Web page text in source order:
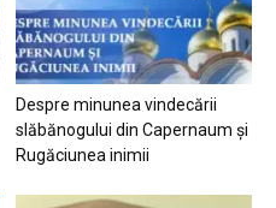
Despre minunea vindecării
slăbănogului din Capernaum și
Rugăciunea inimii